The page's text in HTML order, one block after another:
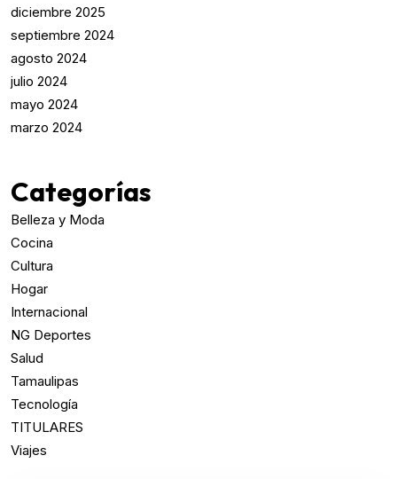
diciembre 2025
septiembre 2024
agosto 2024
julio 2024
mayo 2024
marzo 2024
Categorías
Belleza y Moda
Cocina
Cultura
Hogar
Internacional
NG Deportes
Salud
Tamaulipas
Tecnología
TITULARES
Viajes